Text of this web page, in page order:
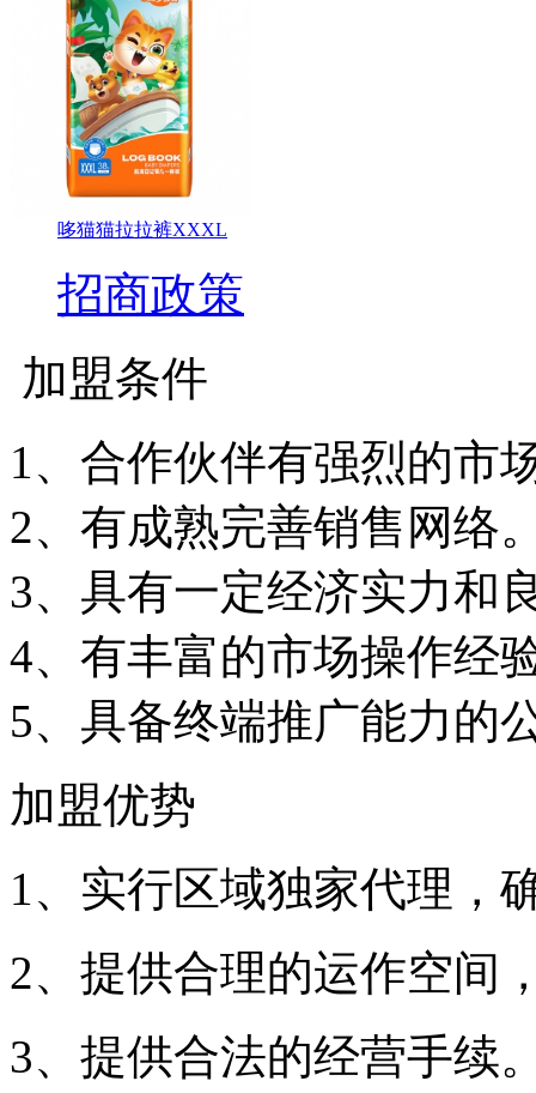
哆猫猫拉拉裤XXXL
招商政策
加盟条件
1、合作伙伴有强烈的市
2、有成熟完善销售网络
3、具有一定经济实力和
4、有丰富的市场操作经
5、具备终端推广能力的
加盟优势
1、实行区域独家代理，
2、提供合理的运作空间
3、提供合法的经营手续